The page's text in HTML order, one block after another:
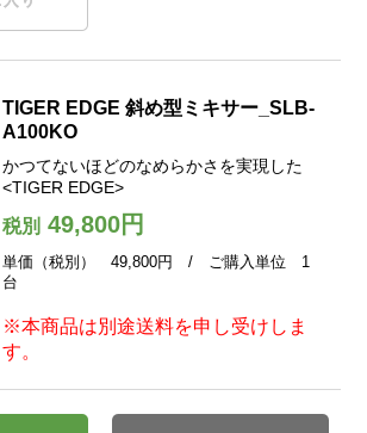
TIGER EDGE 斜め型ミキサー_SLB-
A100KO
かつてないほどのなめらかさを実現した
<TIGER EDGE>
税別49,800円
単価（税別） 49,800円 / ご購入単位 1
台
※本商品は別途送料を申し受けしま
す。